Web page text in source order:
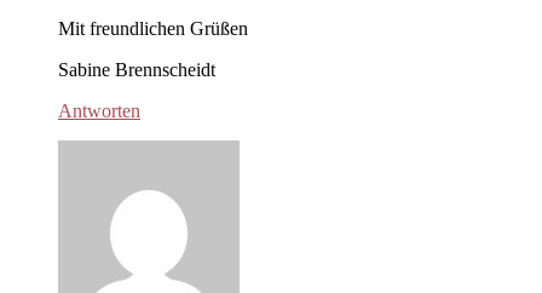
Mit freundlichen Grüßen
Sabine Brennscheidt
Antworten